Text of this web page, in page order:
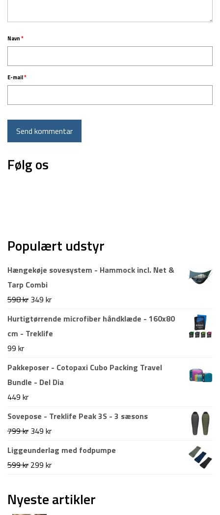
Navn*
E-mail*
Følg os
Populært udstyr
Hængekøje sovesystem - Hammock incl. Net &
Tarp Combi
598kr Den
oprindelige
pris
349 krDen
aktuelle
Hurtigtørrende microfiber håndklæde - 160x80
cm - Treklife
99 kr
Pakkeposer - Cotopaxi Cubo Packing Travel
Bundle - Del Dia
449 kr
Sovepose - Treklife Peak 3S - 3 sæsons
799kr Den
oprindelige
pris
349 krDen
aktuelle
Liggeunderlag med fodpumpe
599kr Den
pris
299 krDen
Nyeste artikler